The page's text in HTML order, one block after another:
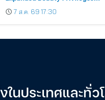
Number of KTC JCB
Cardmembers Spending on
7 ส.ค. 69 17:30